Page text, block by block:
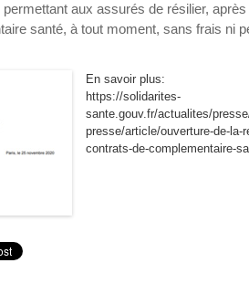
aux assurés de résilier,
santé, à tout moment, sans frais ni
En savoir plus:
https://solidarites-
sante.gouv.fr/actualites/
presse/article/ouverture-de-la-
contrats-de-complementaire-